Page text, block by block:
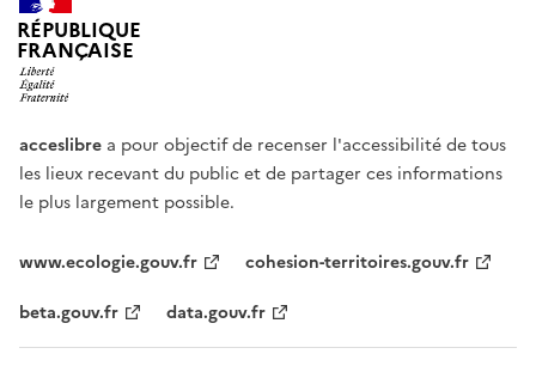
RÉPUBLIQUE
FRANÇAISE
acceslibre a pour objectif de recenser l'accessibilité de tous
les lieux recevant du public et de partager ces informations
le plus largement possible.
www.ecologie.gouv.fr
cohesion-territoires.gouv.fr
beta.gouv.fr
data.gouv.fr